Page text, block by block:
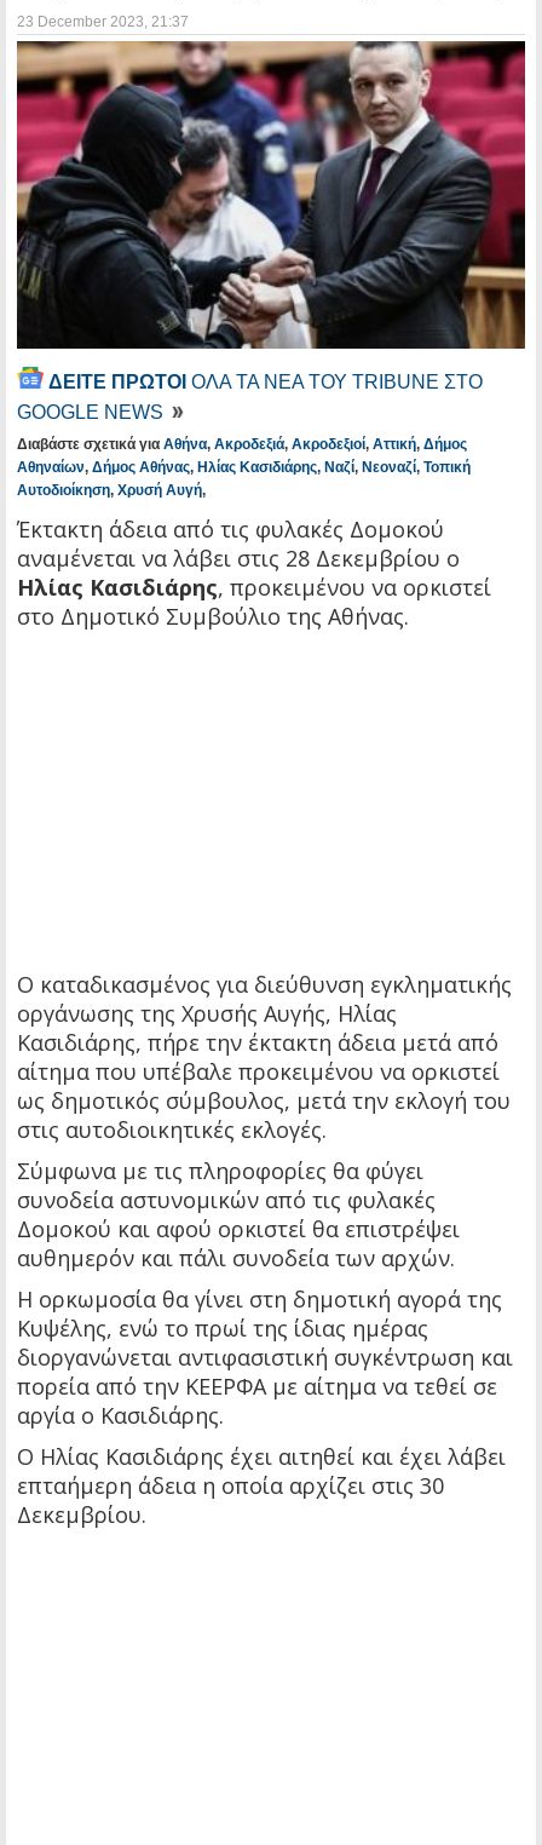
23 December 2023 , 21:37
ΔΕΙΤΕ ΠΡΩΤΟΙ ΟΛΑ ΤΑ ΝΕΑ ΤΟΥ TRIBUNE ΣΤΟ
GOOGLE NEWS
Διαβάστε σχετικά για Αθήνα, Ακροδεξιά, Ακροδεξιοί, Αττική, Δήμος
Αθηναίων, Δήμος Αθήνας, Ηλίας Κασιδιάρης, Ναζί, Νεοναζί, Τοπική
Αυτοδιοίκηση, Χρυσή Αυγή,
Έκτακτη άδεια από τις φυλακές Δομοκού
αναμένεται να λάβει στις 28 Δεκεμβρίου ο
Ηλίας Κασιδιάρης, προκειμένου να ορκιστεί
στο Δημοτικό Συμβούλιο της Αθήνας.
Ο καταδικασμένος για διεύθυνση εγκληματικής
οργάνωσης της Χρυσής Αυγής, Ηλίας
Κασιδιάρης, πήρε την έκτακτη άδεια μετά από
αίτημα που υπέβαλε προκειμένου να ορκιστεί
ως δημοτικός σύμβουλος, μετά την εκλογή του
στις αυτοδιοικητικές εκλογές.
Σύμφωνα με τις πληροφορίες θα φύγει
συνοδεία αστυνομικών από τις φυλακές
Δομοκού και αφού ορκιστεί θα επιστρέψει
αυθημερόν και πάλι συνοδεία των αρχών.
Η ορκωμοσία θα γίνει στη δημοτική αγορά της
Κυψέλης, ενώ το πρωί της ίδιας ημέρας
διοργανώνεται αντιφασιστική συγκέντρωση και
πορεία από την ΚΕΕΡΦΑ με αίτημα να τεθεί σε
αργία ο Κασιδιάρης.
Ο Ηλίας Κασιδιάρης έχει αιτηθεί και έχει λάβει
επταήμερη άδεια η οποία αρχίζει στις 30
Δεκεμβρίου.